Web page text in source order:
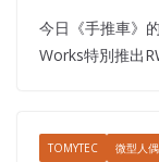
今日《手推車》
Works特別推出
TOMYTEC 微型人偶